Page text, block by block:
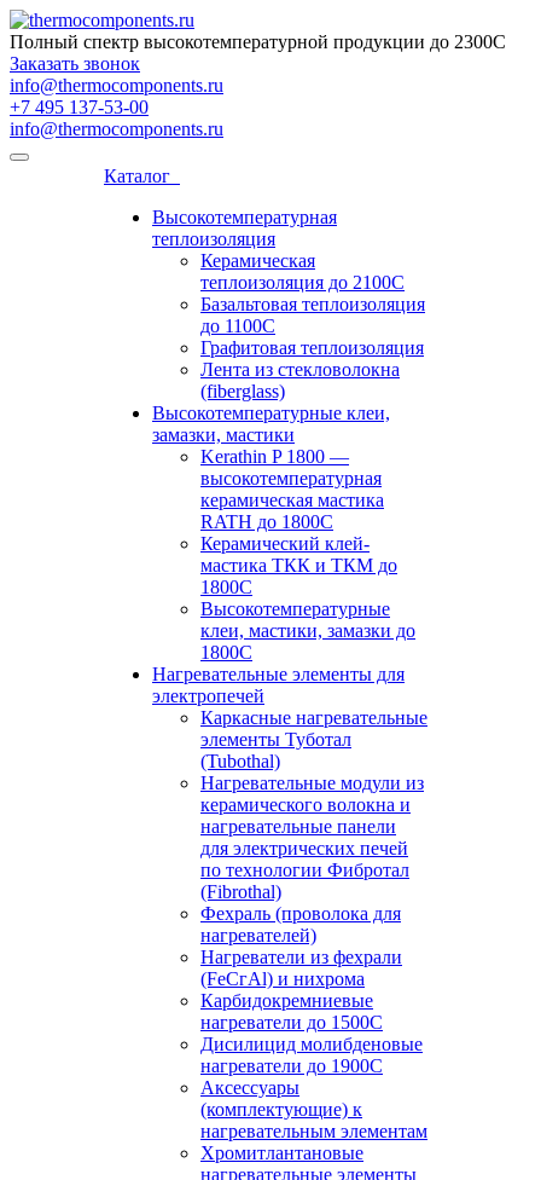
Полный спектр высокотемпературной продукции до 2300С
Заказать звонок
info@thermocomponents.ru
+7 495 137-53-00
info@thermocomponents.ru
Каталог
Высокотемпературная
теплоизоляция
Керамическая
теплоизоляция до 2100С
Базальтовая теплоизоляция
до 1100С
Графитовая теплоизоляция
Лента из стекловолокна
(fiberglass)
Высокотемпературные клеи,
замазки, мастики
Kerathin P 1800 —
высокотемпературная
керамическая мастика
RATH до 1800C
Керамический клей-
мастика ТКК и ТКМ до
1800С
Высокотемпературные
клеи, мастики, замазки до
1800С
Нагревательные элементы для
электропечей
Каркасные нагревательные
элементы Туботал
(Tubothal)
Нагревательные модули из
керамического волокна и
нагревательные панели
для электрических печей
по технологии Фибротал
(Fibrothal)
Фехраль (проволока для
нагревателей)
Нагреватели из фехрали
(FеСгАl) и нихрома
Карбидокремниевые
нагреватели до 1500С
Дисилицид молибденовые
нагреватели до 1900С
Аксессуары
(комплектующие) к
нагревательным элементам
Хромитлантановые
нагревательные элементы